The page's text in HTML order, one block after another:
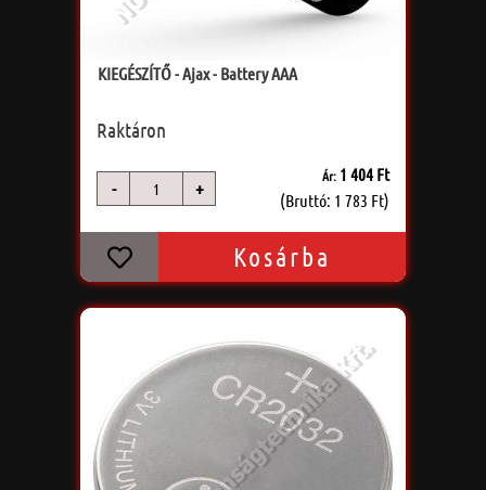
KIEGÉSZÍTŐ - Ajax - Battery AAA
Raktáron
- +
Ár: 1 404 Ft
(Bruttó: 1 783 Ft)
Kosárba